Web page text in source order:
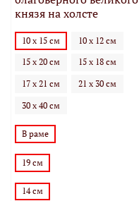
князя на холсте
10 х 15 см 10 х 12 см
15 х 20 см 15 х 18 см
17 х 21 см 21 х 30 см
30 х 40 см
В раме
19 см
14 см